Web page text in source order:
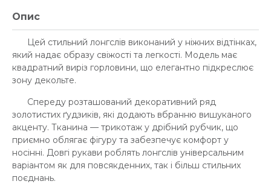
Опис
Цей стильний лонгслів виконаний у ніжних відтінках,
який надає образу свіжості та легкості. Модель має
квадратний виріз горловини, що елегантно підкреслює
зону декольте.
Спереду розташований декоративний ряд
золотистих ґудзиків, які додають вбранню вишуканого
акценту. Тканина — трикотаж у дрібний рубчик, що
приємно облягає фігуру та забезпечує комфорт у
носінні. Довгі рукави роблять лонгслів універсальним
варіантом як для повсякденних, так і більш стильних
поєднань.